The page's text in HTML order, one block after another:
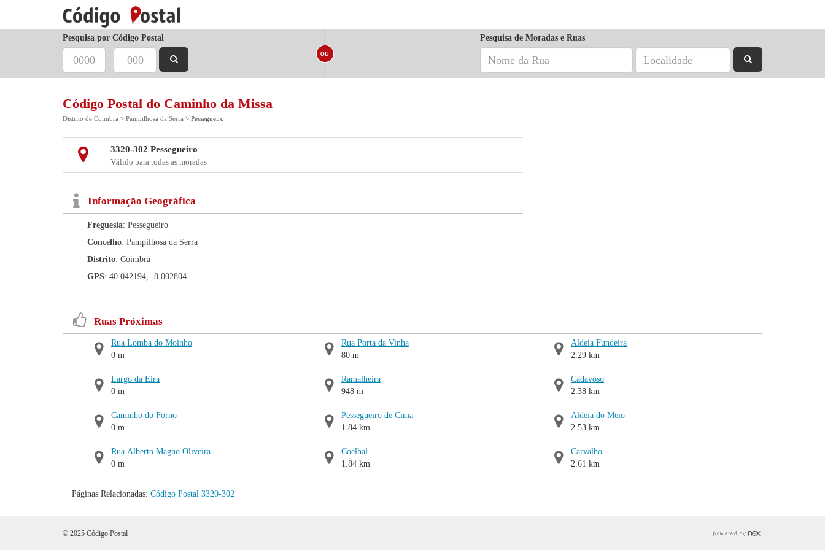
Pesquisa por Código Postal
-
Pesquisa de Moradas e Ruas
Código Postal do Caminho da Missa
Distrito de Coimbra > Pampilhosa da Serra > Pessegueiro
3320-302 Pessegueiro
Válido para todas as moradas
Informação Geográfica
Freguesia: Pessegueiro
Concelho: Pampilhosa da Serra
Distrito: Coimbra
GPS: 40.042194, -8.002804
Ruas Próximas
Rua Lomba do Moinho
0 m
Largo da Eira
0 m
Caminho do Forno
0 m
Rua Alberto Magno Oliveira
0 m
Rua Porta da Vinha
80 m
Ramalheira
948 m
Pessegueiro de Cima
1.84 km
Coelhal
1.84 km
Aldeia Fundeira
2.29 km
Cadavoso
2.38 km
Aldeia do Meio
2.53 km
Carvalho
2.61 km
Páginas Relacionadas: Código Postal 3320-302
© 2025 Código Postal